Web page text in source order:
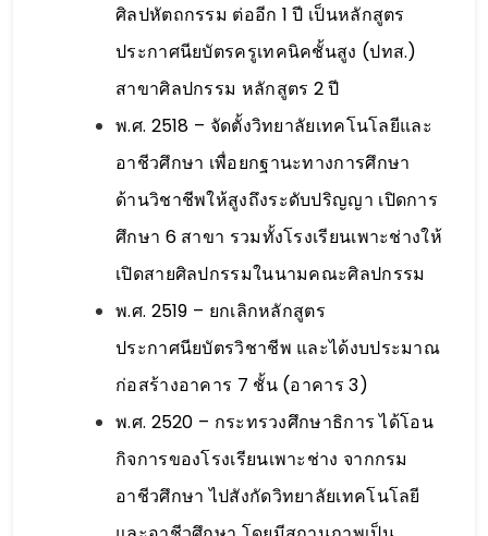
ศิลปหัตถกรรม ต่ออีก 1 ปี เป็นหลักสูตร
ประกาศนียบัตรครูเทคนิคชั้นสูง (ปทส.)
สาขาศิลปกรรม หลักสูตร 2 ปี
พ.ศ. 2518 – จัดตั้งวิทยาลัยเทคโนโลยีและ
อาชีวศึกษา เพื่อยกฐานะทางการศึกษา
ด้านวิชาชีพให้สูงถึงระดับปริญญา เปิดการ
ศึกษา 6 สาขา รวมทั้งโรงเรียนเพาะช่างให้
เปิดสายศิลปกรรมในนามคณะศิลปกรรม
พ.ศ. 2519 – ยกเลิกหลักสูตร
ประกาศนียบัตรวิชาชีพ และได้งบประมาณ
ก่อสร้างอาคาร 7 ชั้น (อาคาร 3)
พ.ศ. 2520 – กระทรวงศึกษาธิการ ได้โอน
กิจการของโรงเรียนเพาะช่าง จากกรม
อาชีวศึกษา ไปสังกัดวิทยาลัยเทคโนโลยี